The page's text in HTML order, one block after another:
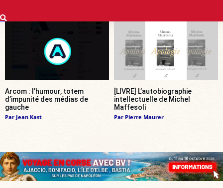
Arcom : l’humour, totem
d’impunité des médias de
gauche
Par Jean Kast
[LIVRE] L’autobiographie
intellectuelle de Michel
Maffesoli
Par Pierre Maurer